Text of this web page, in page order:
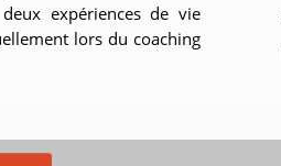
expériences de vie
lors du coaching